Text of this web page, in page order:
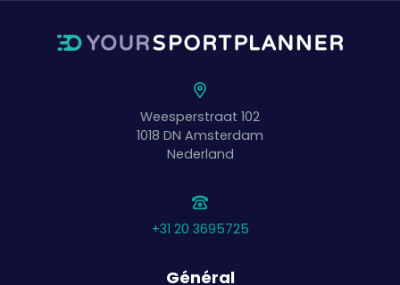
Weesperstraat 102
1018 DN Amsterdam
Nederland
+31 20 3695725
Général